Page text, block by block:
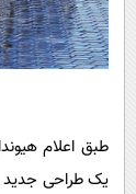
طبق اعلام
یک طراحی جدید